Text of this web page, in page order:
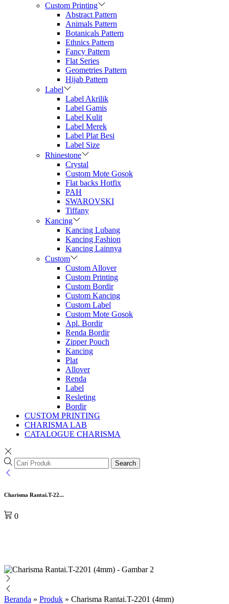
Custom Printing
Abstract Pattern
Animals Pattern
Botanicals Pattern
Ethnics Pattern
Fancy Pattern
Flat Series
Geometries Pattern
Hijab Pattern
Label
Label Akrilik
Label Gamis
Label Kulit
Label Merek
Label Plat Besi
Label Size
Rhinestone
Crystal
Custom Mote Gosok
Flat backs Hotfix
PAH
SWAROVSKI
Tiffany
Kancing
Kancing Lubang
Kancing Fashion
Kancing Lainnya
Custom
Custom Allover
Custom Printing
Custom Bordir
Custom Kancing
Custom Label
Custom Mote Gosok
Apl. Bordir
Renda Bordir
Zipper Pouch
Kancing
Plat
Allover
Renda
Label
Resleting
Bordir
CUSTOM PRINTING
CHARISMA LAB
CATALOGUE CHARISMA
Search
Charisma Rantai.T-22...
0
Beranda » Produk » Charisma Rantai.T-2201 (4mm)